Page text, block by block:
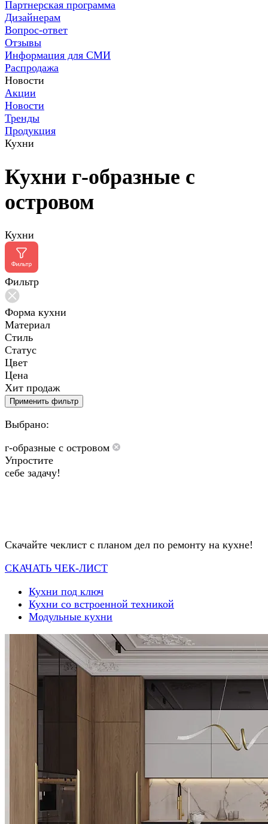
Партнерская программа
Дизайнерам
Вопрос-ответ
Отзывы
Информация для СМИ
Распродажа
Новости
Акции
Новости
Тренды
Продукция
Кухни
Кухни г-образные с
островом
Кухни
Фильтр
Форма кухни
Материал
Стиль
Статус
Цвет
Цена
Хит продаж
Применить фильтр
Выбрано:
г-образные с островом
Упростите
себе задачу!
Скачайте чеклист с планом дел по ремонту на кухне!
СКАЧАТЬ ЧЕК-ЛИСТ
Кухни под ключ
Кухни со встроенной техникой
Модульные кухни